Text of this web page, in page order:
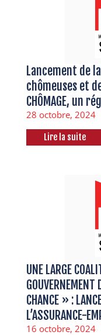
Lancement de
chômeuses et
CHÔMAGE, un
28 octobre, 2024
Lire la suite
UNE LARGE
CHANCE » :
L’ASSURANCE-
16 octobre, 2024